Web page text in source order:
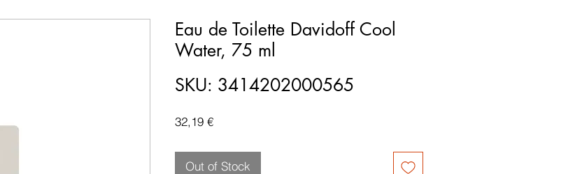
Eau de Toilette Davidoff Cool
Water, 75 ml
SKU: 3414202000565
32,19 €Price
Out of Stock